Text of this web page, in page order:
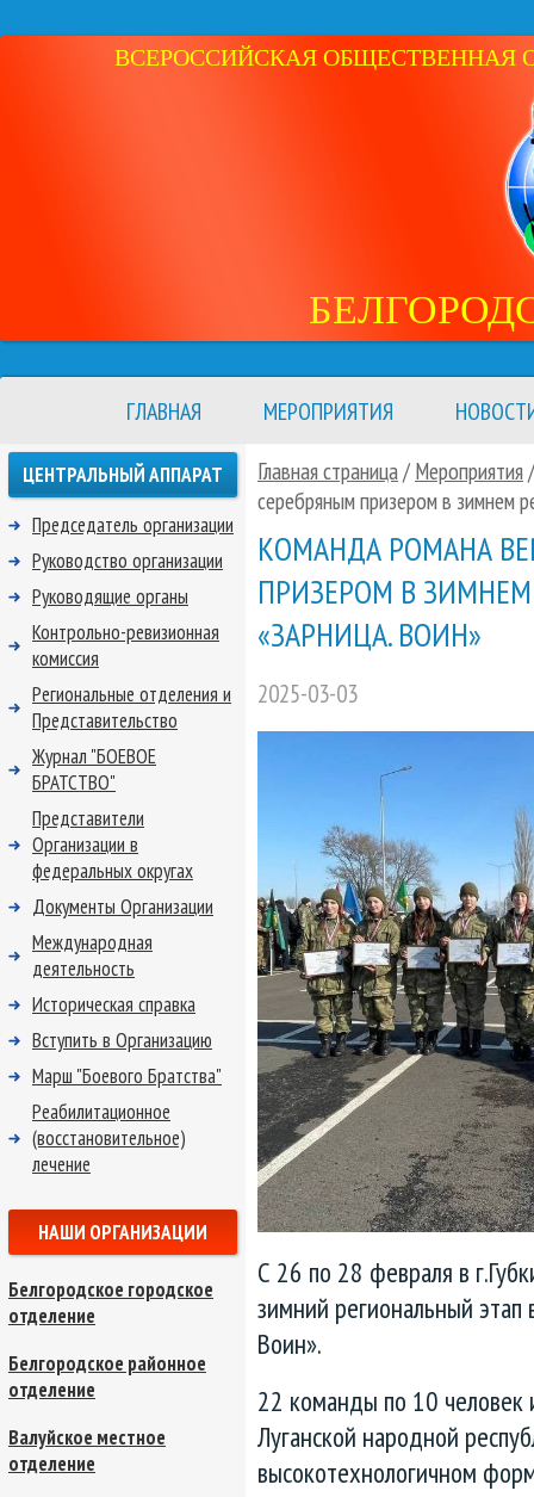
ВСЕРОССИЙСКАЯ ОБЩЕСТВЕННАЯ
ГЛАВНАЯ МЕРОПРИЯТИЯ
Главная страница/ Мероприятия
серебряным призером в зимнем
КОМАНДА РОМАНА
ПРИЗЕРОМ В
«ЗАРНИЦА. ВОИН»
2025-03-03
С 26 по 28 февраля в
зимний региональный этап
Воин».
22 команды по 10 человек
Луганской народной
высокотехнологичном
ЦЕНТРАЛЬНЫЙ АППАРАТ
Председатель организации
Руководство организации
Руководящие органы
Контрольно-ревизионная
комиссия
Региональные отделения и
Представительство
Журнал "БОЕВОЕ
БРАТСТВО"
Представители
Организации в
федеральных округах
Документы Организации
Международная
деятельность
Историческая справка
Вступить в Организацию
Марш "Боевого Братства"
Реабилитационное
(восстановительное)
лечение
НАШИ ОРГАНИЗАЦИИ
Белгородское городское
отделение
Белгородское районное
отделение
Валуйское местное
отделение